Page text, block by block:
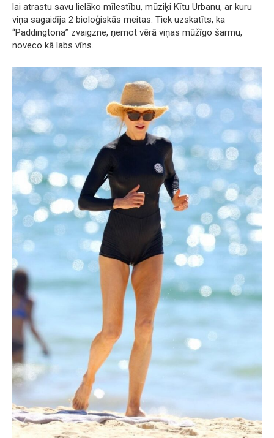
lai atrastu savu lielāko mīlestību, mūziķi Kītu Urbanu, ar kuru
viņa sagaidīja 2 bioloģiskās meitas. Tiek uzskatīts, ka
“Paddingtona” zvaigzne, ņemot vērā viņas mūžīgo šarmu,
noveco kā labs vīns.